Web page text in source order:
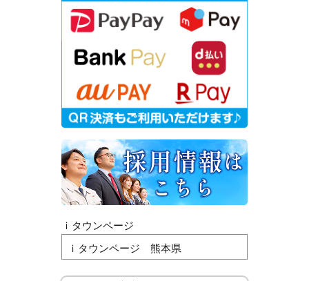
ｉタウンページ
ｉタウンページ 熊本県